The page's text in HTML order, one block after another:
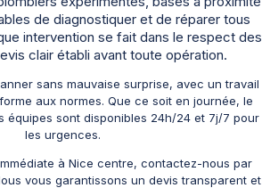
de diagnostiquer et de réparer tous
intervention se fait dans le respect des
clair établi avant toute opération.
sans mauvaise surprise, avec un travail
aux normes. Que ce soit en journée, le
équipes sont disponibles 24h/24 et 7j/7 pour
les urgences.
à Nice centre, contactez-nous par
vous garantissons un devis transparent et